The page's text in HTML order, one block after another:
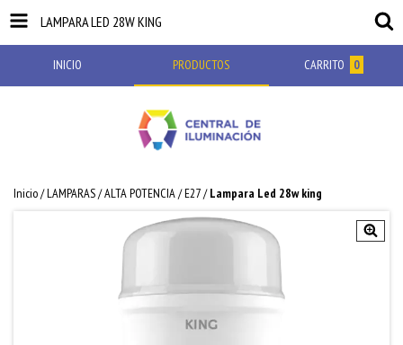
LAMPARA LED 28W KING
INICIO PRODUCTOS CARRITO 0
Inicio/LAMPARAS/ALTA POTENCIA/E27/ Lampara Led 28w king